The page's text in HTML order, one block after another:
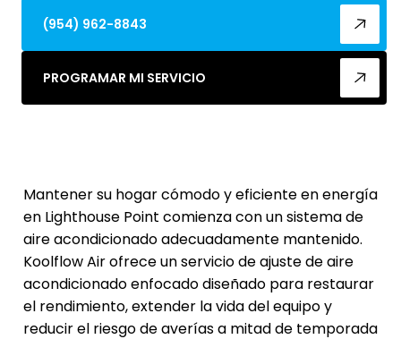
(954) 962-8843
PROGRAMAR MI SERVICIO
Mantener su hogar cómodo y eficiente en energía
en Lighthouse Point comienza con un sistema de
aire acondicionado adecuadamente mantenido.
Koolflow Air ofrece un servicio de ajuste de aire
acondicionado enfocado diseñado para restaurar
el rendimiento, extender la vida del equipo y
reducir el riesgo de averías a mitad de temporada